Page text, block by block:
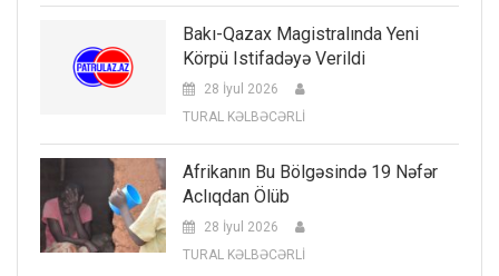
Bakı-Qazax Magistralında Yeni
Körpü Istifadəyə Verildi
28 İyul 2026
TURAL KƏLBƏCƏRLİ
Afrikanın Bu Bölgəsində 19 Nəfər
Aclıqdan Ölüb
28 İyul 2026
TURAL KƏLBƏCƏRLİ